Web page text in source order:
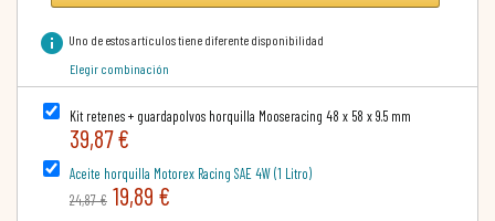
info Uno de estos artículos tiene diferente disponibilidad
Elegir combinación
Kit retenes + guardapolvos horquilla Mooseracing 48 x 58 x 9.5 mm
39,87 €
Aceite horquilla Motorex Racing SAE 4W (1 Litro)
24,87 € 19,89 €